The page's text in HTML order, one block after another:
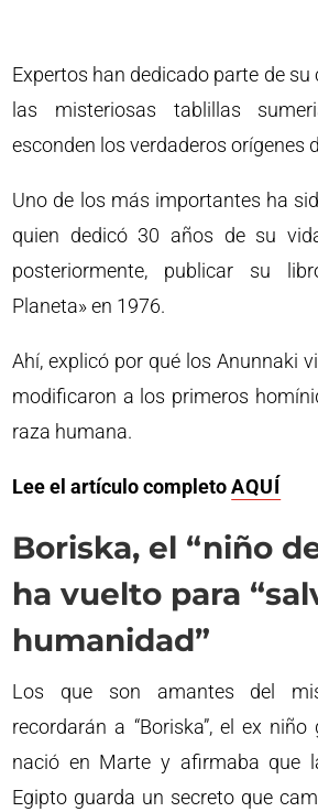
Expertos han dedicado parte de
las misteriosas tablillas
esconden los verdaderos orígenes
Uno de los más importantes ha
quien dedicó 30 años de su
posteriormente, publicar su
Planeta» en 1976.
Ahí, explicó por qué los Anunnaki
modificaron a los primeros
raza humana.
Lee el artículo completoAQUÍ
Boriska, el “niño
ha vuelto para
humanidad”
Los que son amantes del
recordarán a “Boriska”, el ex
nació en Marte y afirmaba que
Egipto guarda un secreto que